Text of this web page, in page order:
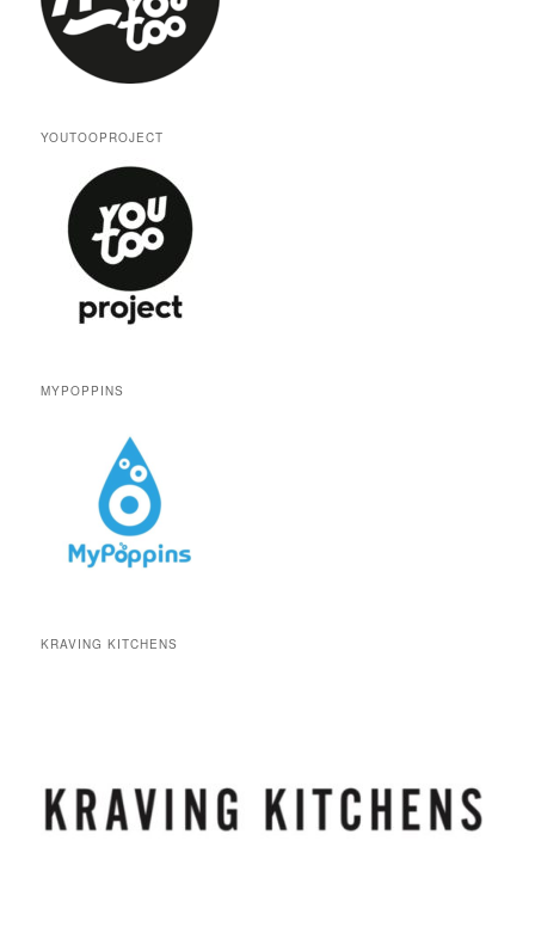
YOUTOOPROJECT
MYPOPPINS
KRAVING KITCHENS